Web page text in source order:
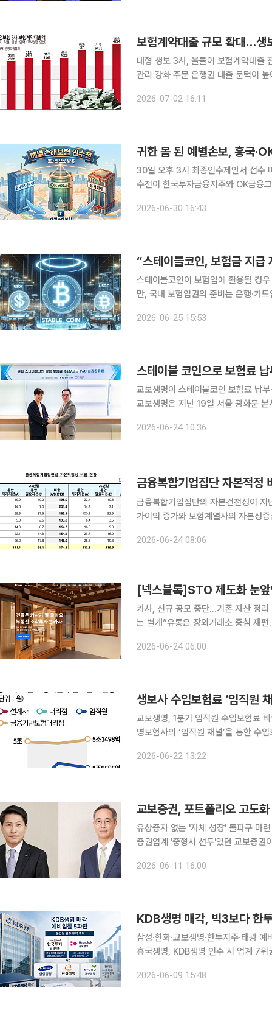
보험계약대출 규모 확대…생
대형 생보 3사, 올들어 보험계약대출
관리 강화 주문 은행권 대출 문턱이 높아지자 ‘빚투(빚내서 투자)’ 수요가 제2금융권으로 확산하는
다만 금융당국의 가계대출 규제 기조
2026-07-02 16:11
귀한 몸 된 예별손보, 흥국
30일 오후 3시 최종인수제안서 접수 마감흥
수전이 한국투자금융지주와 OK금융
2026-06-30 16:43
“스테이블코인, 보험금 지
스테이블코인이 보험업에 활용될 경
만, 국내 보험업권의 준비는 은행·카
다. 조영현 보험연구원 연구위원은
2026-06-25 15:53
스테이블 코인으로 보험료
교보생명이 스테이블코인 보험료 납
교보생명은 지난 19일 서울 광화문
및 보험금 지급 서비스를 위한 기술
2026-06-24 10:36
금융복합기업집단 자본적
금융복합기업집단의 자본건전성이
가이익 증가와 보험계열사의 자본성
차·미래에셋·한화·교보·DB·다우키
2026-06-24 08:06
[넥스블록]STO 제도화 눈
카사, 신규 공모 중단…기존 자산 정
는 별개”유통은 장외거래소 중심 재편…과제는 발행 생
제도 시행을 앞두고 제도권 편입을 준
2026-06-24 06:00
생보사 수입보험료 ‘임직원
교보생명, 1분기 임직원 수입보험료 비
명보험사의 ‘임직원 채널’을 통한 수
있다. 이는 최근 몇 년간 급성장한 퇴
2026-06-22 13:22
교보증권, 포트폴리오 고도
유상증자 없는 '자체 성장' 돌파구 마련
증권업계 '중형사 선두'였던 교보증권
로, 사업 포트폴리오 고도화와 수익
2026-06-11 16:00
KDB생명 매각, 빅3보다 한
삼성·한화·교보생명·한투지주·태광
흥국생명, KDB생명 인수 시 업계 7위권 자산 확대 KDB생명 매각 예비
위기다. 이미 업계 입지가 공고한 대
2026-06-09 15:48